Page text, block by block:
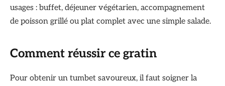
usages : buffet, déjeuner végétarien, accompagnement
de poisson grillé ou plat complet avec une simple salade.
Comment réussir ce gratin
Pour obtenir un tumbet savoureux, il faut soigner la